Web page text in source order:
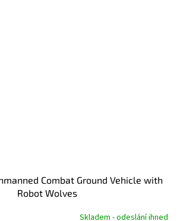
Combat Ground Vehicle with
Robot Wolves
Skladem - odeslání ihned